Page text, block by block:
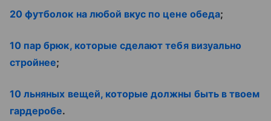
20 футболок на любой вкус по цене обеда;
10 пар брюк, которые сделают тебя визуально
стройнее;
10 льняных вещей, которые должны быть в твоем
гардеробе.